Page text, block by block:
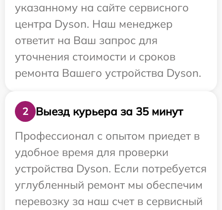
указанному на сайте сервисного
центра Dyson. Наш менеджер
ответит на Ваш запрос для
уточнения стоимости и сроков
ремонта Вашего устройства Dyson.
2
Выезд курьера за 35 минут
Профессионал с опытом приедет в
удобное время для проверки
устройства Dyson. Если потребуется
углубленный ремонт мы обеспечим
перевозку за наш счет в сервисный